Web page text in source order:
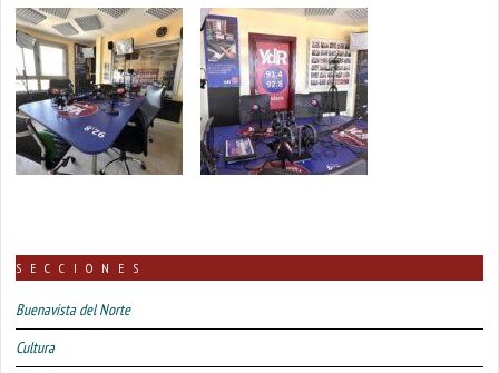
SECCIONES
Buenavista del Norte
Cultura